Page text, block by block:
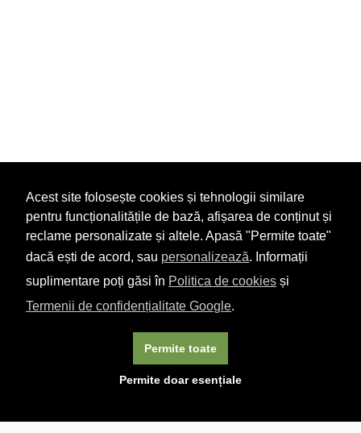
Acest site folosește cookies și tehnologii similare
pentru funcționalitățile de bază, afișarea de conținut și
reclame personalizate și altele. Apasă "Permite toate"
dacă ești de acord, sau personalizează. Informații
suplimentare poți găsi în Politica de cookies și
Termenii de confidențialitate Google.
Permite doar esențiale
Permite toate
exprimați acordul asupra folosirii cookie-urilor.